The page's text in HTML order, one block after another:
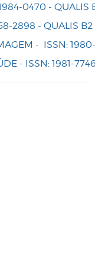
0470 - QUALIS
2898 - QUALIS B2
- ISSN:
- ISSN: 1981-